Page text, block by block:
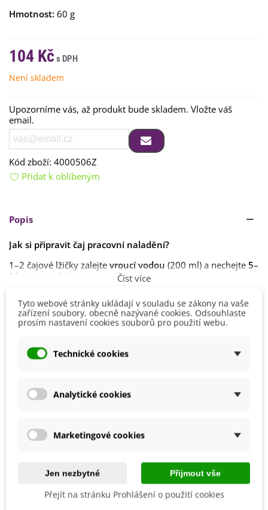
Hmotnost: 60 g
104 Kč
Není skladem
Upozorníme vás, až produkt bude skladem. Vložte váš
email.
Kód zboží: 4000506Z
Přidat k oblíbeným
Popis
Jak si připravit čaj pracovní naladění?
1–2 čajové lžičky zalejte vroucí vodou (200 ml) a nechejte 5–
10 minut
odstát.
Složení:meduňka nať, citronová tráva, máta kadeřavá nať,
růže okvětí
Ustanovení nařízení Evropského parlamentu a Rady (ES)
č. 1924/2006, o výživových a zdravotních tvrzeních, nám
volně dostupných zdrojích na internetu či v herbáři.
Číst více
Detaily produktu
Druh Obsahu
Mohlo by se také hodit
Tyto webové stránky ukládají v souladu se zákony na vaše
zařízení soubory, obecně nazývané cookies. Odsouhlaste
prosím nastavení cookies souborů pro použití webu.
Technické cookies
Analytické cookies
Marketingové cookies
Jen nezbytné Přijmout vše
Přejít na stránku Prohlášení o použití cookies